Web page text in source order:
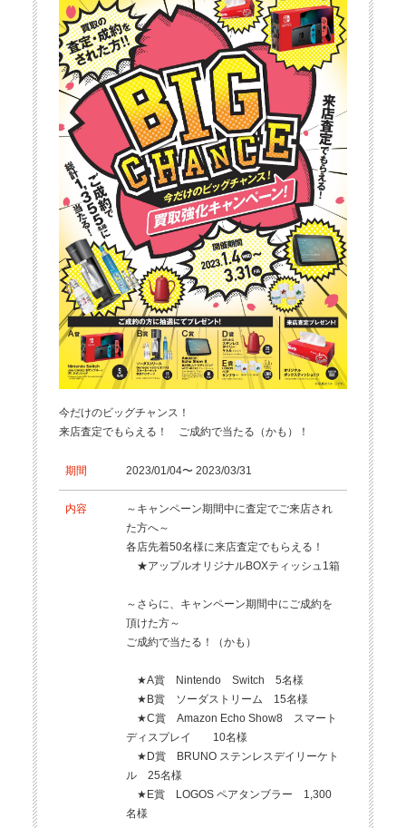
今だけのビッグチャンス！
来店査定でもらえる！ ご成約で当たる（かも）！
期間 2023/01/04〜 2023/03/31
内容
～キャンペーン期間中に査定でご来店され
た方へ～
各店先着50名様に来店査定でもらえる！
★アップルオリジナルBOXティッシュ1箱
～さらに、キャンペーン期間中にご成約を
頂けた方～
ご成約で当たる！（かも）
★A賞 Nintendo Switch 5名様
★B賞 ソーダストリーム 15名様
★C賞 Amazon Echo Show8 スマート
ディスプレイ 10名様
★D賞 BRUNO ステンレスデイリーケト
ル 25名様
★E賞 LOGOS ペアタンブラー 1,300
名様